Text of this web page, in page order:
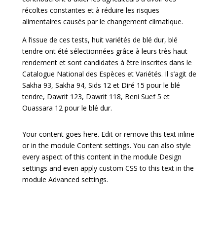
récoltes constantes et à réduire les risques
alimentaires causés par le changement climatique.
A l’issue de ces tests, huit variétés de blé dur, blé
tendre ont été sélectionnées grâce à leurs très haut
rendement et sont candidates à être inscrites dans le
Catalogue National des Espèces et Variétés. Il s’agit de
Sakha 93, Sakha 94, Sids 12 et Diré 15 pour le blé
tendre, Dawrit 123, Dawrit 118, Beni Suef 5 et
Ouassara 12 pour le blé dur.
Your content goes here. Edit or remove this text inline
or in the module Content settings. You can also style
every aspect of this content in the module Design
settings and even apply custom CSS to this text in the
module Advanced settings.